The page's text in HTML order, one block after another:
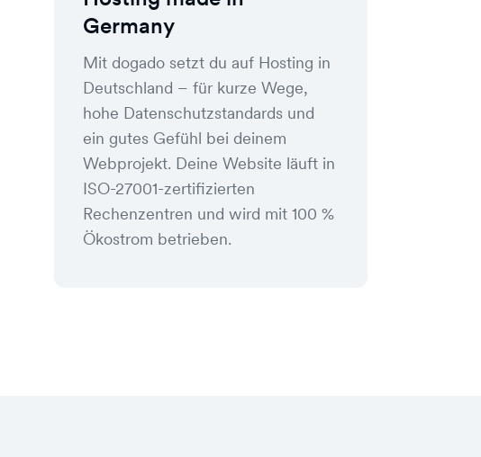
Germany
Mit dogado setzt du auf Hosting in
Deutschland – für kurze Wege,
hohe Datenschutzstandards und
ein gutes Gefühl bei deinem
Webprojekt. Deine Website läuft in
ISO-27001-zertifizierten
Rechenzentren und wird mit 100 %
Ökostrom betrieben.